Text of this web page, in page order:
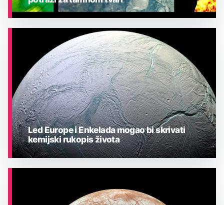
ASTRONOMIJA
Led Europe i Enkelada mogao bi skrivati
kemijski rukopis života